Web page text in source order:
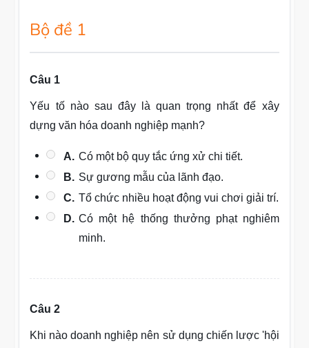
Bộ đề 1
Câu 1
Yếu tố nào sau đây là quan trọng nhất để xây
dựng văn hóa doanh nghiệp mạnh?
A. Có một bộ quy tắc ứng xử chi tiết.
B. Sự gương mẫu của lãnh đạo.
C. Tổ chức nhiều hoạt động vui chơi giải trí.
D. Có một hệ thống thưởng phạt nghiêm
minh.
Câu 2
Khi nào doanh nghiệp nên sử dụng chiến lược 'hội